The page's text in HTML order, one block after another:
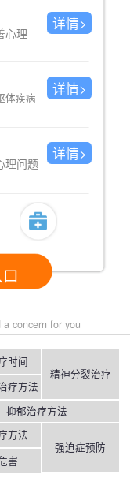
心理
详情>
体疾病
详情>
理问题
详情>
a concern for you
时间
疗方法
精神分裂治疗
抑郁治疗方法
方法
害
强迫症预防